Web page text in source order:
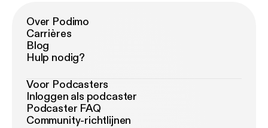
Over Podimo
Carrières
Blog
Hulp nodig?
Voor Podcasters
Inloggen als podcaster
Podcaster FAQ
Community-richtlijnen